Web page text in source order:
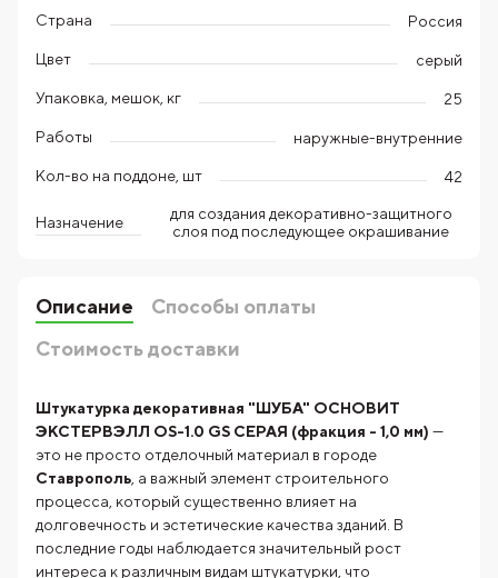
Страна Россия
Цвет серый
Упаковка, мешок, кг 25
Работы наружные-внутренние
Кол-во на поддоне, шт 42
Назначение
для создания декоративно-защитного
слоя под последующее окрашивание
Описание
Способы оплаты
Стоимость доставки
Штукатурка декоративная "ШУБА" ОСНОВИТ
ЭКСТЕРВЭЛЛ OS-1.0 GS СЕРАЯ (фракция - 1,0 мм) —
это не просто отделочный материал в городе
Ставрополь , а важный элемент строительного
процесса, который существенно влияет на
долговечность и эстетические качества зданий. В
последние годы наблюдается значительный рост
интереса к различным видам штукатурки, что